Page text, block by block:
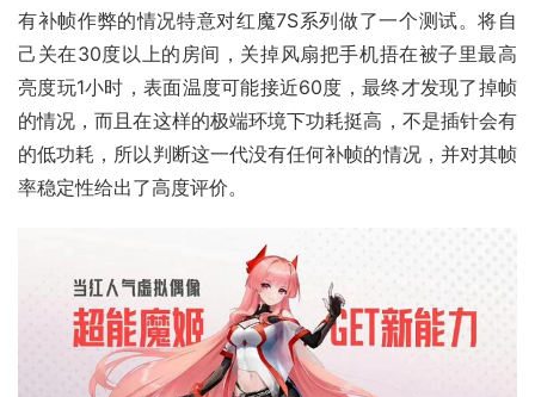
有补帧作弊的情况特意对红魔7S系列做了一个测试。将自
己关在30度以上的房间，关掉风扇把手机捂在被子里最高
亮度玩1小时，表面温度可能接近60度，最终才发现了掉帧
的情况，而且在这样的极端环境下功耗挺高，不是插针会有
的低功耗，所以判断这一代没有任何补帧的情况，并对其帧
率稳定性给出了高度评价。